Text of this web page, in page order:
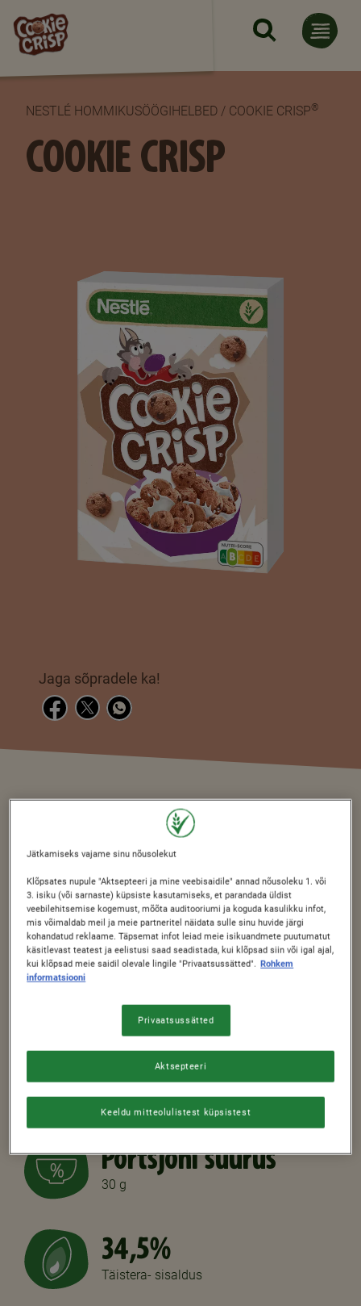
NESTLÉ HOMMIKUSÖÖGIHELBED / COOKIE CRISP®
COOKIE CRISP
Jaga sõpradele ka!
Hommikusöögihelbed Nestlé COOKIE
CRISP®– fantastiline küpsiste maitse
hommikusöögi kujul! Küpsisemaitselised
helbed on suurepäraseks võimaluseks
pakkuda oma kehale toitvat täistera,
vitamiine ja mineraaltoitaineid.
KASUTEGURID
Portsjoni suurus
30 g
34,5%
Täistera- sisaldus
Jätkamiseks vajame sinu nõusolekut
Klõpsates nupule "Aktsepteeri ja mine veebisaidile" annad nõusoleku 1. või
3. isiku (või sarnaste) küpsiste kasutamiseks, et parandada üldist
veebilehitsemise kogemust, mõõta auditooriumi ja koguda kasulikku infot,
mis võimaldab meil ja meie partneritel näidata sulle sinu huvide järgi
kohandatud reklaame. Täpsemat infot leiad meie isikuandmete puutumatut
käsitlevast teatest ja eelistusi saad seadistada, kui klõpsad siin või igal ajal,
kui klõpsad meie saidil olevale lingile "Privaatsussätted". Rohkem
informatsiooni
Privaatsussätted
Keeldu mitteolulistest küpsistest
Aktsepteeri